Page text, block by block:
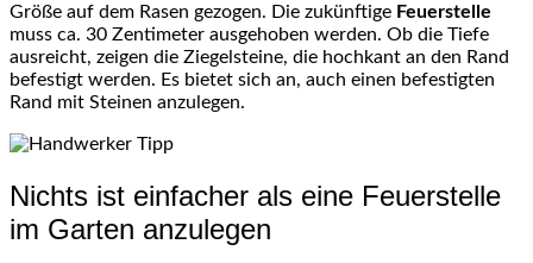
Größe auf dem Rasen gezogen. Die zukünftige Feuerstelle
muss ca. 30 Zentimeter ausgehoben werden. Ob die Tiefe
ausreicht, zeigen die Ziegelsteine, die hochkant an den Rand
befestigt werden. Es bietet sich an, auch einen befestigten
Rand mit Steinen anzulegen.
Nichts ist einfacher als eine Feuerstelle
im Garten anzulegen